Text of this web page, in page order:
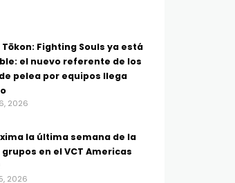
Tōkon: Fighting Souls ya está
el nuevo referente de los
pelea por equipos llega
2026
la última semana de la
en el VCT Americas
2026